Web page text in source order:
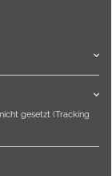
gesetzt (Tracking